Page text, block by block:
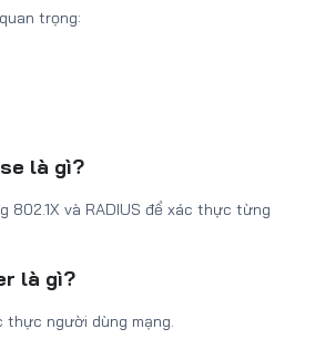
trọng:
là gì?
802.1X và RADIUS để xác thực từng
là gì?
thực người dùng mạng.